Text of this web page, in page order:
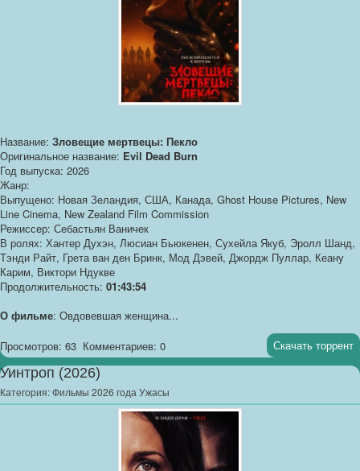
Название: Зловещие мертвецы: Пекло
Оригинальное название: Evil Dead Burn
Год выпуска: 2026
Жанр:
Выпущено: Новая Зеландия, США, Канада, Ghost House Pictures, New
Line Cinema, New Zealand Film Commission
Режиссер: Себастьян Ваничек
В ролях: Хантер Духэн, Люсиан Бьюкенен, Сухейла Якуб, Эролл Шанд,
Тэнди Райт, Грета ван ден Бринк, Мод Дэвей, Джордж Пуллар, Кеану
Карим, Виктори Ндукве
Продолжительность: 01:43:54
О фильме: Овдовевшая женщина...
Просмотров: 63 Комментариев: 0 Скачать торрент
Уинтроп (2026)
Категория:Фильмы 2026 года Ужасы